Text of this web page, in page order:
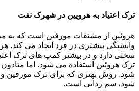
ترک اعتیاد به هرویین در شهرک نفت
هروئین از مشتقات مورفین است که به
وابستگی بیشتری در فرد ایجاد می کند.
سختی دارد و در بیشتر کمپ های ترک
ترک هروئین استفاده می شود. اما
شود. روش بهتری که برای ترک مورفین و
شود، سم زدایی است.